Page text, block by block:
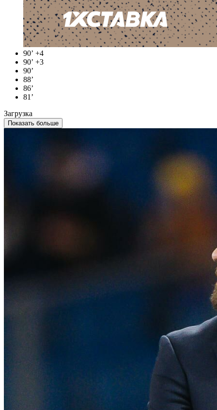
90’ +4
90’ +3
90’
88’
86’
81’
Загрузка
Показать больше